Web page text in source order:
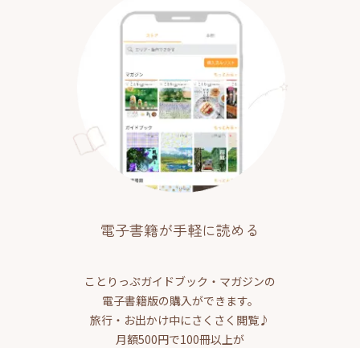
電子書籍が手軽に読める
ことりっぷガイドブック・マガジンの
電子書籍版の購入ができます。
旅行・お出かけ中にさくさく閲覧♪
月額500円で100冊以上が